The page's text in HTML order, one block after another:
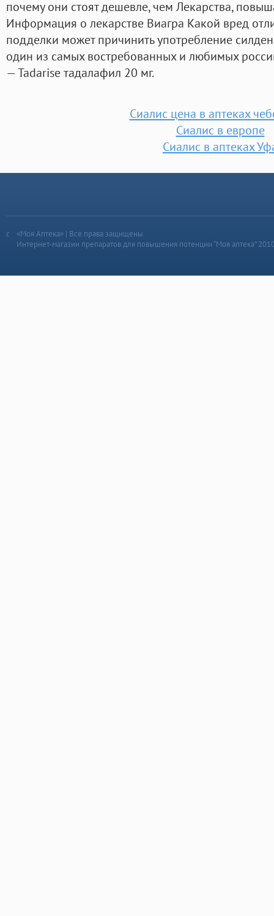
почему они стоят дешевле, чем Лекарства,
Информация о лекарстве Виагра Какой вред
подделки может причинить употребление
один из самых востребованных и любимых
— Tadarise тадалафил 20 мг.
Сиалис цена в аптеках
Сиалис в европе
Сиалис в аптеках
«Моя Аптека» | Все права защищены
Интернет-магазин препаратов для повышения потенции “Моя аптека”